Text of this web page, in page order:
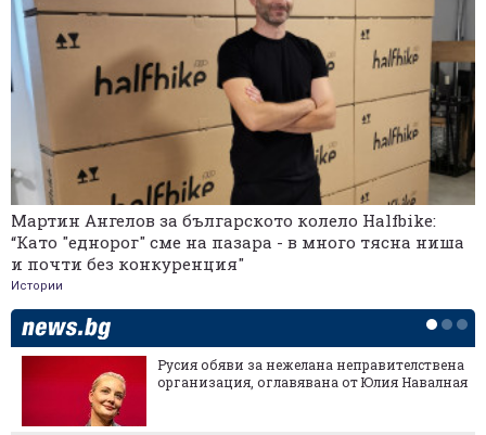
Мартин Ангелов за българското колело Halfbike:
“Като "еднорог" сме на пазара - в много тясна ниша
и почти без конкуренция"
Истории
Русия обяви за нежелана неправителствена
организация, оглавявана от Юлия Навалная